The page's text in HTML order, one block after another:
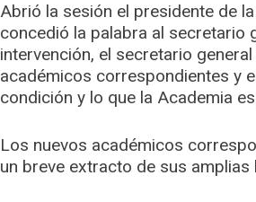
Abrió la sesión el presidente de
concedió la palabra al secretario
intervención, el secretario
académicos correspondientes y
condición y lo que la Academia
Los nuevos académicos
un breve extracto de sus